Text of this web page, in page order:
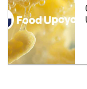
og erfaringer
kursus,